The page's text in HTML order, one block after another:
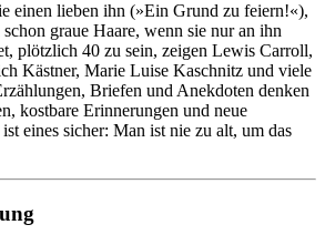
einen lieben ihn (»Ein Grund zu feiern!«),
graue Haare, wenn sie nur an ihn
plötzlich 40 zu sein, zeigen Lewis Carroll,
Kästner, Marie Luise Kaschnitz und viele
Briefen und Anekdoten denken
kostbare Erinnerungen und neue
eines sicher: Man ist nie zu alt, um das